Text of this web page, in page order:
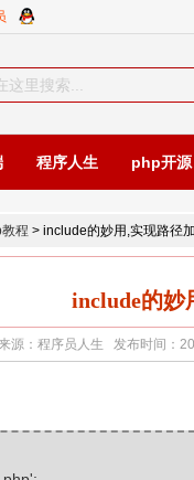
程序人生 php开源
程 > include的妙用,实现路径
include的妙
源：程序员人生 发布时间：